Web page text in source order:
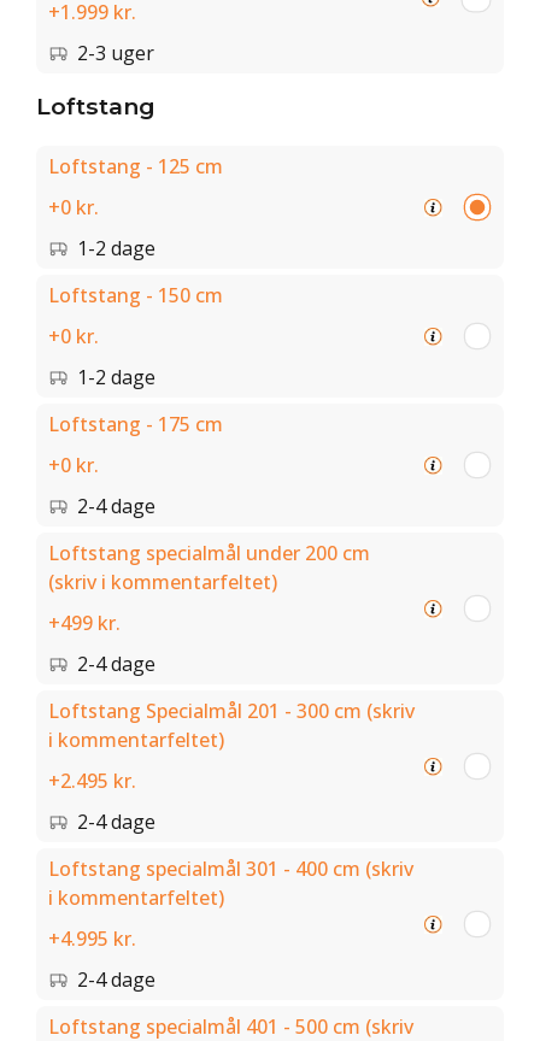
+1.999 kr.
2-3 uger
Loftstang
Loftstang - 125 cm
+0 kr.
1-2 dage
Loftstang - 150 cm
+0 kr.
1-2 dage
Loftstang - 175 cm
+0 kr.
2-4 dage
Loftstang specialmål under 200 cm
(skriv i kommentarfeltet)
+499 kr.
2-4 dage
Loftstang Specialmål 201 - 300 cm (skriv
i kommentarfeltet)
+2.495 kr.
2-4 dage
Loftstang specialmål 301 - 400 cm (skriv
i kommentarfeltet)
+4.995 kr.
2-4 dage
Loftstang specialmål 401 - 500 cm (skriv